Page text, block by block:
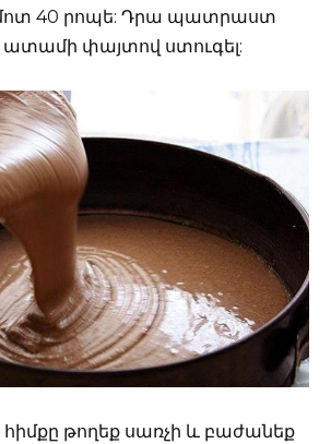
մոտ 40 րոպե: Դրա պատրաստ
է ատամի փայտով ստուգել:
թողեք սառչի և բաժանեք